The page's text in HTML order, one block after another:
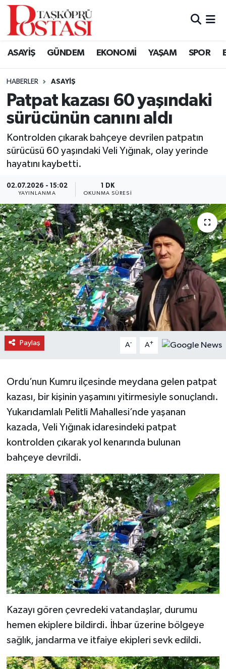
ASAYİŞ GÜNDEM EKONOMİ YAŞAM SPOR
HABERLER ASAYIŞ
Patpat kazası 60 yaşındaki
sürücünün canını aldı
Kontrolden çıkarak bahçeye devrilen patpatın
sürücüsü 60 yaşındaki Veli Yığınak, olay yerinde
hayatını kaybetti.
02.07.2026 - 15:02
YAYINLANMA
1 DK
OKUNMA SÜRESI
Paylaş A- A+
Ordu’nun Kumru ilçesinde meydana gelen patpat
kazası, bir kişinin yaşamını yitirmesiyle sonuçlandı.
Yukarıdamlalı Pelitli Mahallesi’nde yaşanan
kazada, Veli Yığınak idaresindeki patpat
kontrolden çıkarak yol kenarında bulunan
bahçeye devrildi.
Kazayı gören çevredeki vatandaşlar, durumu
hemen ekiplere bildirdi. İhbar üzerine bölgeye
sağlık, jandarma ve itfaiye ekipleri sevk edildi.
Kastamonu Vefat Edenler
Araç Haberleri
Azdavay Haberleri
Bozkurt Haberleri
Çatalzeytin Haberleri
Cide Haberleri
Daday Haberleri
Devrekani Haberleri
Doğanyurt Haberleri
Hanönü Haberleri
İhsangazi Haberleri
Küre Haberleri
Merkez Haberleri
Pınarbaşı Haberleri
Şenpazar Haberleri
Seydiler Haberleri
Taşköprü Haberleri
Tosya Haberleri
Karadeniz Haberleri
Ulusal Haberler
Teknoloji Haberleri
Siyaset Haberleri